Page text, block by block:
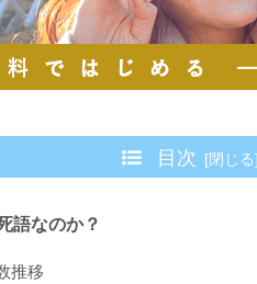
目次
語なのか？
推移